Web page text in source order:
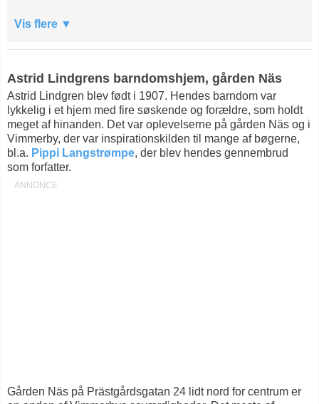
Vis flere
Astrid Lindgrens barndomshjem, gården Näs
Astrid Lindgren blev født i 1907. Hendes barndom var
lykkelig i et hjem med fire søskende og forældre, som holdt
meget af hinanden. Det var oplevelserne på gården Näs og i
Vimmerby, der var inspirationskilden til mange af bøgerne,
bl.a. Pippi Langstrømpe, der blev hendes gennembrud
som forfatter.
Gården Näs på Prästgårdsgatan 24 lidt nord for centrum er